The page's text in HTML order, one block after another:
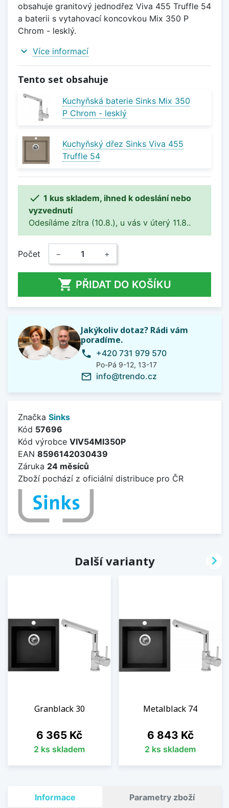
obsahuje granitový jednodřez Viva 455 Truffle 54
a baterii s vytahovací koncovkou Mix 350 P
Chrom - lesklý.
expand_more Více informací
Tento set obsahuje
Kuchyňská baterie Sinks Mix 350
P Chrom - lesklý
Kuchyňský dřez Sinks Viva 455
Truffle 54
 1 kus skladem, ihned k odeslání nebo
vyzvednutí
Odesíláme zítra (10.8.), u vás v úterý 11.8..
Počet − +
 PŘIDAT DO KOŠÍKU
Jakýkoliv dotaz? Rádi vám
poradíme.
phone +420 731 979 570
Po-Pá 9-12, 13-17
mail_outline info@trendo.cz
Značka Sinks
Kód 57696
Kód výrobce VIV54MI350P
EAN 8596142030439
Záruka 24 měsíců
Zboží pochází z oficiální distribuce pro ČR
Další varianty
Granblack 30
Cena
6 365 Kč
2 ks skladem
Metalblack 74
Cena
6 843 Kč
2 ks skladem

Informace Parametry zboží